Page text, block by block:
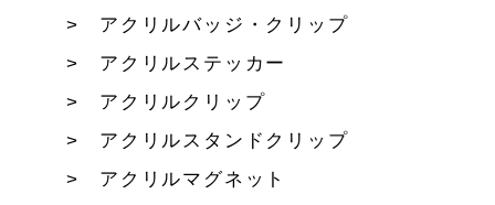
アクリルバッジ・クリップ
アクリルステッカー
アクリルクリップ
アクリルスタンドクリップ
アクリルマグネット